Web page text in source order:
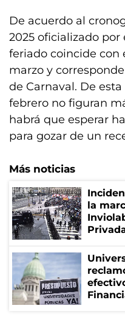
De acuerdo al
2025 oficializado
feriado coincide con
marzo y
de Carnaval. De
febrero no figuran
habrá que esperar
para gozar de un
Más noticias
la